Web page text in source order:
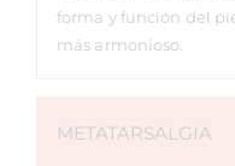
forma y función del
más armonioso.
METATARSALGIA